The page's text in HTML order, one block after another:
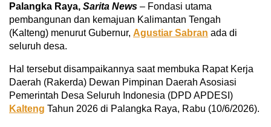
Palangka Raya, Sarita News – Fondasi utama
pembangunan dan kemajuan Kalimantan Tengah
(Kalteng) menurut Gubernur, Agustiar Sabran ada di
seluruh desa.
Hal tersebut disampaikannya saat membuka Rapat Kerja
Daerah (Rakerda) Dewan Pimpinan Daerah Asosiasi
Pemerintah Desa Seluruh Indonesia (DPD APDESI)
Kalteng Tahun 2026 di Palangka Raya, Rabu (10/6/2026).